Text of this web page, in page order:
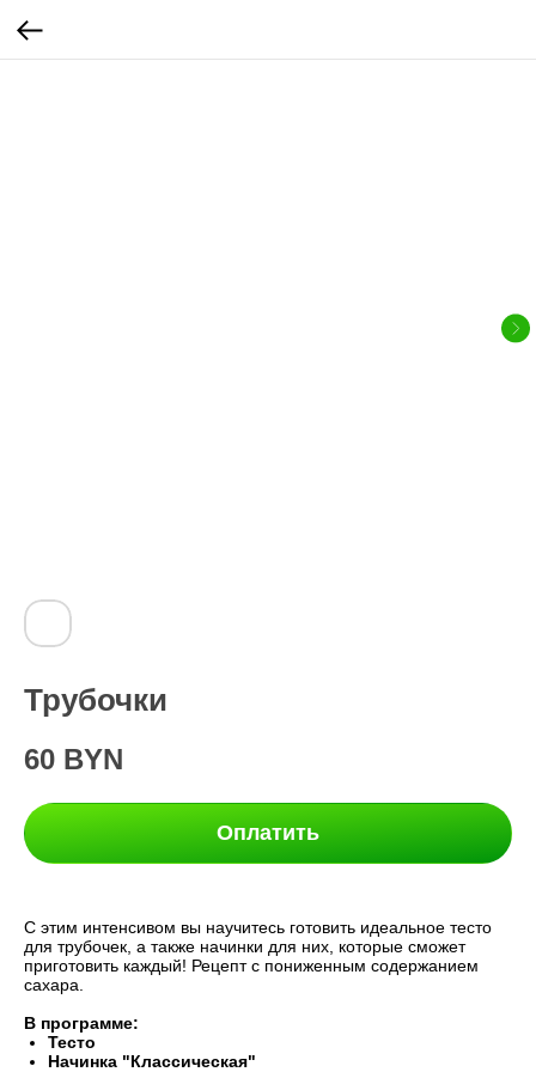
Трубочки
60 BYN
Оплатить
С этим интенсивом вы научитесь готовить идеальное тесто
для трубочек, а также начинки для них, которые сможет
приготовить каждый! Рецепт с пониженным содержанием
сахара.
В программе:
Тесто
Начинка "Классическая"